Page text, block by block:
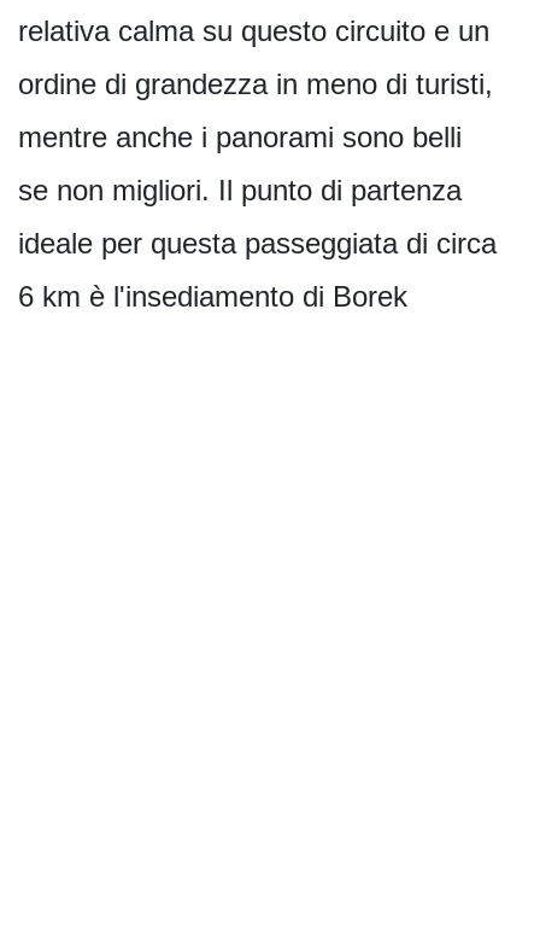
relativa calma su questo circuito e un
ordine di grandezza in meno di turisti,
mentre anche i panorami sono belli
se non migliori. Il punto di partenza
ideale per questa passeggiata di circa
6 km è l'insediamento di Borek